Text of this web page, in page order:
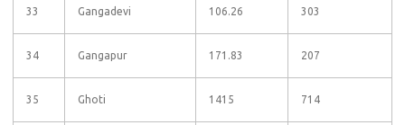
33 Gangadevi 106.26 303
34 Gangapur 171.83 207
35 Ghoti 1415 714